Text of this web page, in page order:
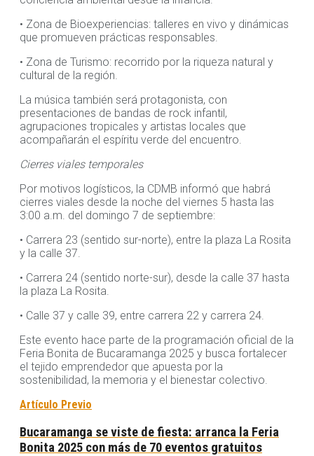
• Zona de Bioexperiencias: talleres en vivo y dinámicas
que promueven prácticas responsables.
• Zona de Turismo: recorrido por la riqueza natural y
cultural de la región.
La música también será protagonista, con
presentaciones de bandas de rock infantil,
agrupaciones tropicales y artistas locales que
acompañarán el espíritu verde del encuentro.
Cierres viales temporales
Por motivos logísticos, la CDMB informó que habrá
cierres viales desde la noche del viernes 5 hasta las
3:00 a.m. del domingo 7 de septiembre:
• Carrera 23 (sentido sur-norte), entre la plaza La Rosita
y la calle 37.
• Carrera 24 (sentido norte-sur), desde la calle 37 hasta
la plaza La Rosita.
• Calle 37 y calle 39, entre carrera 22 y carrera 24.
Este evento hace parte de la programación oficial de la
Feria Bonita de Bucaramanga 2025 y busca fortalecer
el tejido emprendedor que apuesta por la
sostenibilidad, la memoria y el bienestar colectivo.
Artículo Previo
Bucaramanga se viste de fiesta: arranca la Feria
Bonita 2025 con más de 70 eventos gratuitos